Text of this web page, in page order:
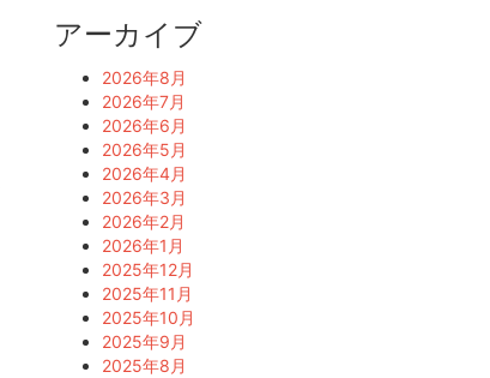
アーカイブ
2026年8月
2026年7月
2026年6月
2026年5月
2026年4月
2026年3月
2026年2月
2026年1月
2025年12月
2025年11月
2025年10月
2025年9月
2025年8月